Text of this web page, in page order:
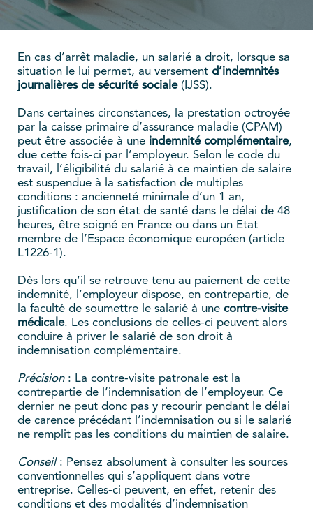
En cas d’arrêt maladie, un salarié a droit, lorsque sa
situation le lui permet, au versement d’indemnités
journalières de sécurité sociale(IJSS).
Dans certaines circonstances, la prestation octroyée
par la caisse primaire d’assurance maladie (CPAM)
peut être associée à une indemnité complémentaire,
due cette fois-ci par l’employeur. Selon le code du
travail, l’éligibilité du salarié à ce maintien de salaire
est suspendue à la satisfaction de multiples
conditions : ancienneté minimale d’un 1 an,
justification de son état de santé dans le délai de 48
heures, être soigné en France ou dans un Etat
membre de l’Espace économique européen (article
L1226-1).
Dès lors qu’il se retrouve tenu au paiement de cette
indemnité, l’employeur dispose, en contrepartie, de
la faculté de soumettre le salarié à une contre-visite
médicale. Les conclusions de celles-ci peuvent alors
conduire à priver le salarié de son droit à
indemnisation complémentaire.
Précision: La contre-visite patronale est la
contrepartie de l’indemnisation de l’employeur. Ce
dernier ne peut donc pas y recourir pendant le délai
de carence précédant l’indemnisation ou si le salarié
ne remplit pas les conditions du maintien de salaire.
Conseil: Pensez absolument à consulter les sources
conventionnelles qui s’appliquent dans votre
entreprise. Celles-ci peuvent, en effet, retenir des
conditions et des modalités d’indemnisation